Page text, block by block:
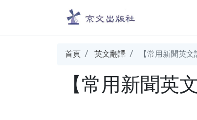
首頁 英文翻譯 【常用新聞英
【常用新聞英